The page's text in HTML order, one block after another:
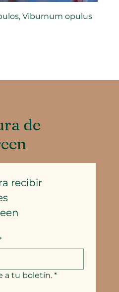
Viburnum opulus
de
recibir
a tu boletín. *